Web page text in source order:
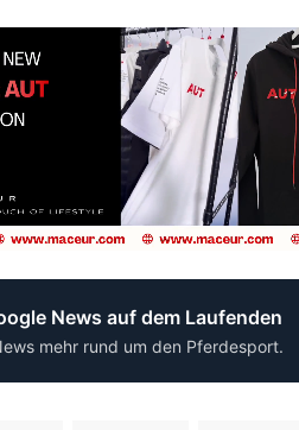
News auf dem Laufenden
mehr rund um den Pferdesport.